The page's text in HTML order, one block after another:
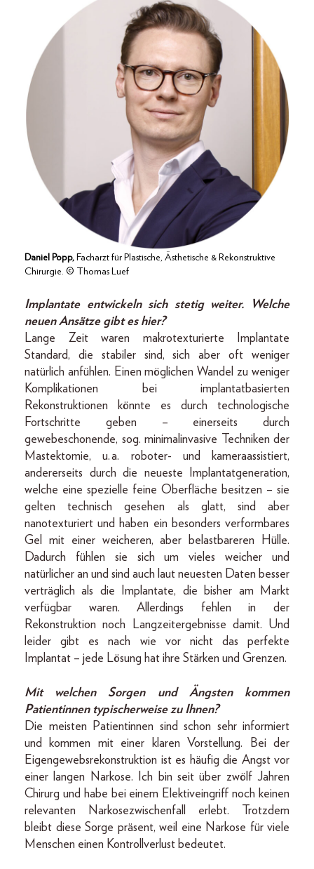
Daniel Popp, Facharzt für Plastische, Ästhetische & Rekonstruktive
Chirurgie. © Thomas Luef
Implantate entwickeln sich stetig weiter. Welche
neuen Ansätze gibt es hier?
Lange Zeit waren makrotexturierte Implantate
Standard, die stabiler sind, sich aber oft weniger
natürlich anfühlen. Einen möglichen Wandel zu weniger
Komplikationen bei implantatbasierten
Rekonstruktionen könnte es durch technologische
Fortschritte geben – einerseits durch
gewebeschonende, sog. minimalinvasive Techniken der
Mastektomie, u. a. roboter- und kameraassistiert,
andererseits durch die neueste Implantatgeneration,
welche eine spezielle feine Oberfläche besitzen – sie
gelten technisch gesehen als glatt, sind aber
nanotexturiert und haben ein besonders verformbares
Gel mit einer weicheren, aber belastbareren Hülle.
Dadurch fühlen sie sich um vieles weicher und
natürlicher an und sind auch laut neuesten Daten besser
verträglich als die Implantate, die bisher am Markt
verfügbar waren. Allerdings fehlen in der
Rekons­truktion noch Langzeitergebnisse damit. Und
leider gibt es nach wie vor nicht das perfekte
Implantat – jede Lösung hat ihre Stärken und Grenzen.
Mit welchen Sorgen und Ängsten kommen
Patientinnen typischerweise zu Ihnen?
Die meisten Patientinnen sind schon sehr informiert
und kommen mit einer klaren Vorstellung. Bei der
Eigengewebsrekonstruktion ist es häufig die Angst vor
einer langen Narkose. Ich bin seit über zwölf Jahren
Chirurg und habe bei einem Elektiveingriff noch keinen
relevanten Narkosezwischenfall erlebt. Trotzdem
bleibt diese Sorge präsent, weil eine Narkose für viele
Menschen einen Kontrollverlust bedeutet.